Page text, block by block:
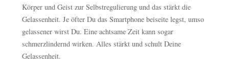
Körper und Geist zur Selbstregulierung und das stärkt die
Gelassenheit. Je öfter Du das Smartphone beiseite legst, umso
gelassener wirst Du. Eine achtsame Zeit kann sogar
schmerzlindernd wirken. Alles stärkt und schult Deine
Gelassenheit.